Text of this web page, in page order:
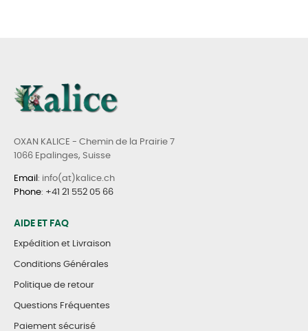
OXAN KALICE - Chemin de la Prairie 7
1066 Epalinges, Suisse
Email : info(at)kalice.ch
Phone: +41 21 552 05 66
AIDE ET FAQ
Expédition et Livraison
Conditions Générales
Politique de retour
Questions Fréquentes
Paiement sécurisé